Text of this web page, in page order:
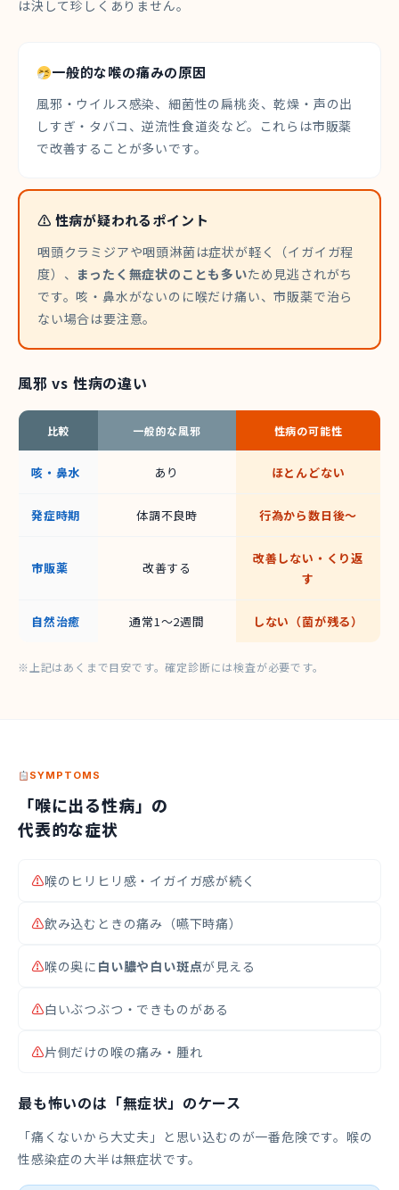
は決して珍しくありません。
一般的な喉の痛みの原因
風邪・ウイルス感染、細菌性の扁桃炎、乾燥・声の出
しすぎ・タバコ、逆流性食道炎など。これらは市販薬
で改善することが多いです。
⚠ 性病が疑われるポイント
咽頭クラミジアや咽頭淋菌は症状が軽く（イガイガ程
度）、 まったく無症状のことも多いため見逃されがち
です。咳・鼻水がないのに喉だけ痛い、市販薬で治ら
ない場合は要注意。
風邪 vs 性病の違い
比較 一般的な風邪 性病の可能性
咳・鼻水 あり ほとんどない
発症時期 体調不良時 行為から数日後〜
市販薬 改善する
改善しない・くり返
す
自然治癒 通常1〜2週間 しない（菌が残る）
※上記はあくまで目安です。確定診断には検査が必要です。
SYMPTOMS
「喉に出る性病」の
代表的な症状
⚠喉のヒリヒリ感・イガイガ感が続く
⚠飲み込むときの痛み（嚥下時痛）
⚠喉の奥に 白い膿や白い斑点が見える
⚠白いぶつぶつ・できものがある
⚠片側だけの喉の痛み・腫れ
最も怖いのは「無症状」のケース
「痛くないから大丈夫」と思い込むのが一番危険です。喉の
性感染症の大半は無症状です。